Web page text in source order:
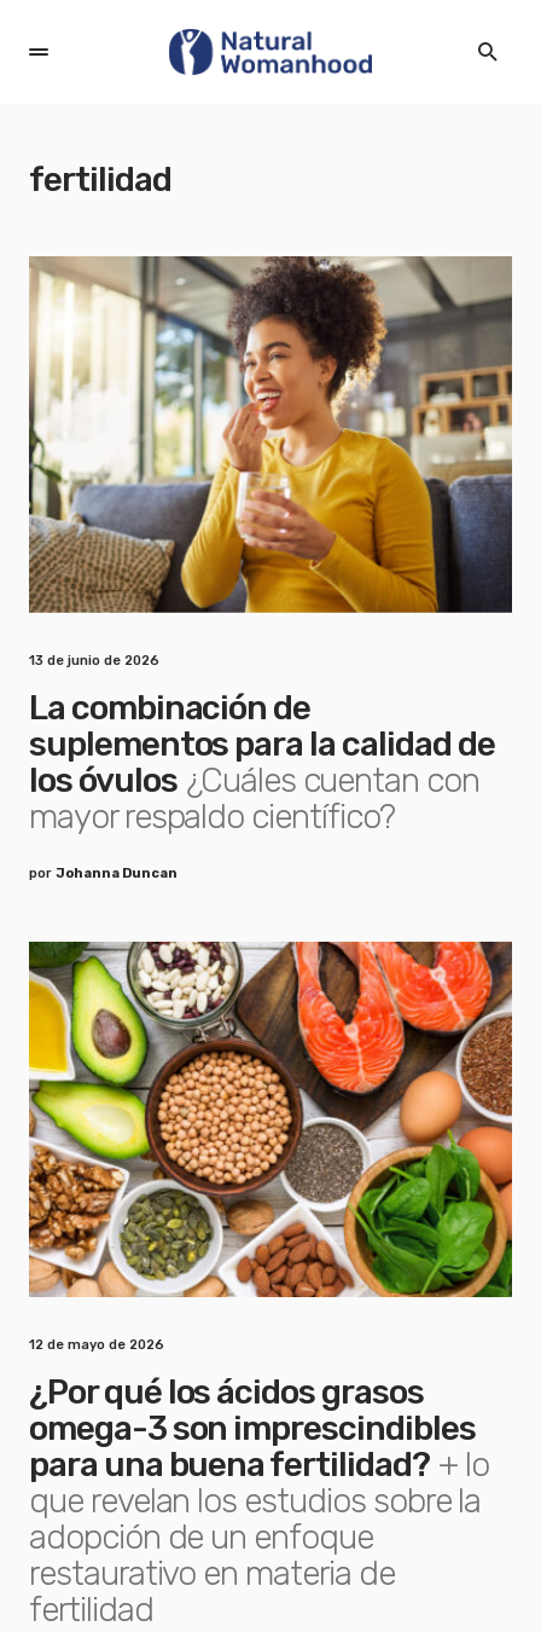
fertilidad
13 de junio de 2026
La combinación de
suplementos para la calidad de
los óvulos ¿Cuáles cuentan con
mayor respaldo científico?
por Johanna Duncan
12 de mayo de 2026
¿Por qué los ácidos grasos
omega-3 son imprescindibles
para una buena fertilidad? + lo
que revelan los estudios sobre la
adopción de un enfoque
restaurativo en materia de
fertilidad